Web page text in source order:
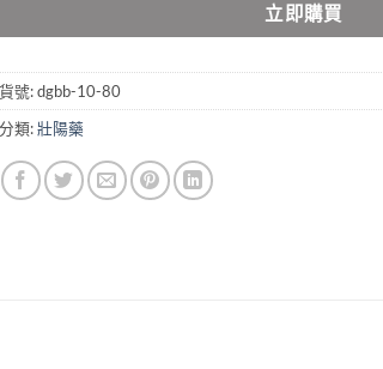
立即購買
貨號:dgbb-10-80
分類:壯陽藥